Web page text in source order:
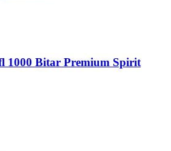
1000 Bitar Premium Spirit